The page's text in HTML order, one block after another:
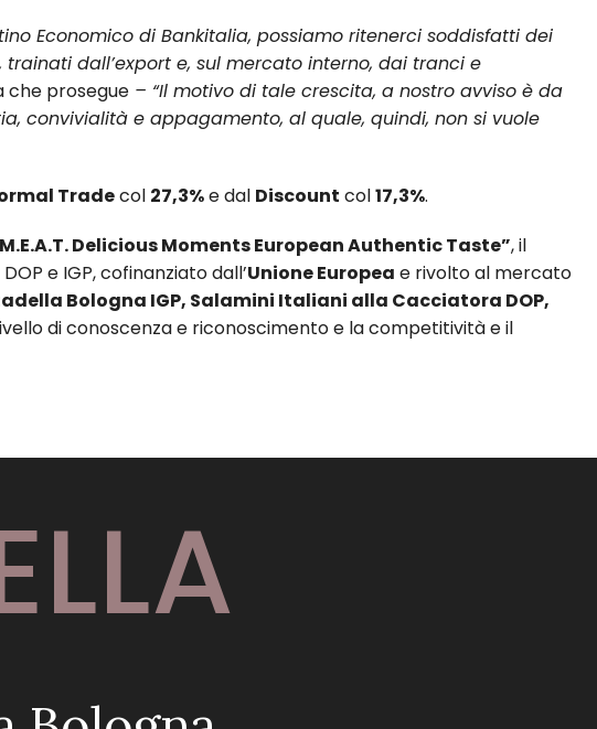
Economico di Bankitalia, possiamo ritenerci soddisfatti dei
dall’export e, sul mercato interno, dai tranci e
che prosegue – “Il motivo di tale crescita, a nostro avviso è da
convivialità e appagamento, al quale, quindi, non si vuole
Tradecol 27,3%e dal Discount col17,3%.
M.E.A.T. Delicious Moments European Authentic Taste”, il
e IGP, cofinanziato dall’Unione Europea e rivolto al mercato
Bologna IGP, Salamini Italiani alla Cacciatora DOP,
di conoscenza e riconoscimento e la competitività e il